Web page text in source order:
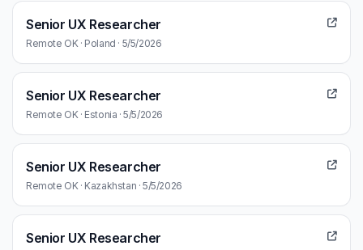
Senior UX Researcher
Remote OK · Poland · 5/5/2026
Senior UX Researcher
Remote OK · Estonia · 5/5/2026
Senior UX Researcher
Remote OK · Kazakhstan · 5/5/2026
Senior UX Researcher